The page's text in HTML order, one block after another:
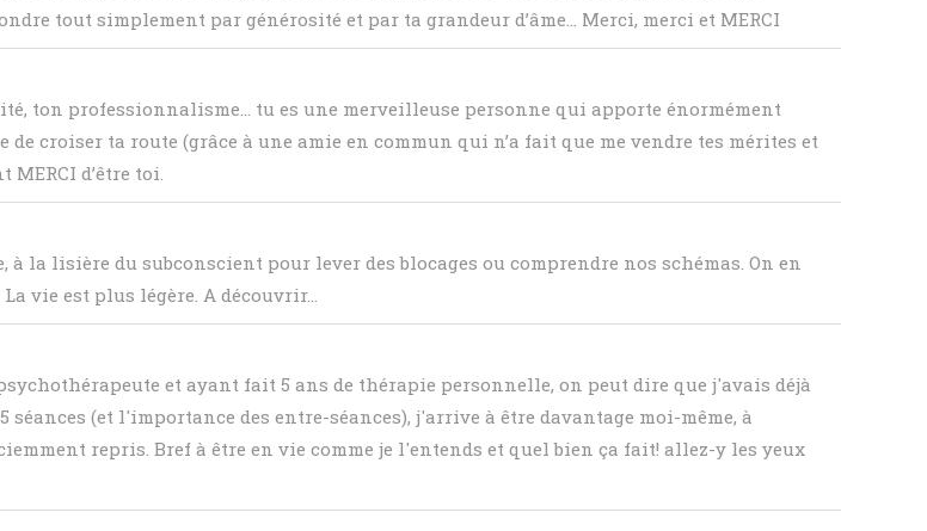
tout simplement par générosité et par ta grandeur d’âme… Merci, merci et MERCI
ton professionnalisme… tu es une merveilleuse personne qui apporte énormément
croiser ta route (grâce à une amie en commun qui n’a fait que me vendre tes mérites et
d’être toi.
la lisière du subconscient pour lever des blocages ou comprendre nos schémas. On en
vie est plus légère. A découvrir...
et ayant fait 5 ans de thérapie personnelle, on peut dire que j'avais déjà
(et l'importance des entre-séances), j'arrive à être davantage moi-même, à
repris. Bref à être en vie comme je l'entends et quel bien ça fait! allez-y les yeux